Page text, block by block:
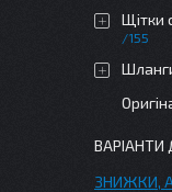
Щітки
155
ВАРІАНТИ
ЗНИЖКИ,